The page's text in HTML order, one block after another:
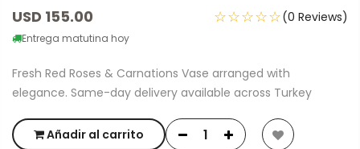
USD 155.00
Entrega matutina hoy
☆☆☆☆☆(0 Reviews)
Fresh Red Roses & Carnations Vase arranged with
elegance. Same-day delivery available across Turkey
Añadir al carrito